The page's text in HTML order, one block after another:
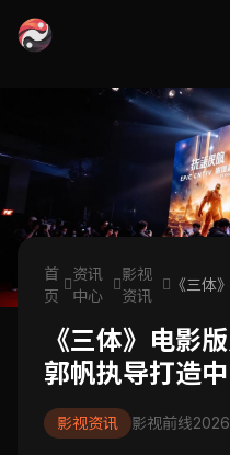
首
页
资讯
中心
影视
资讯
《三体
《三体》电影
郭帆执导打造
影视资讯 影视前线